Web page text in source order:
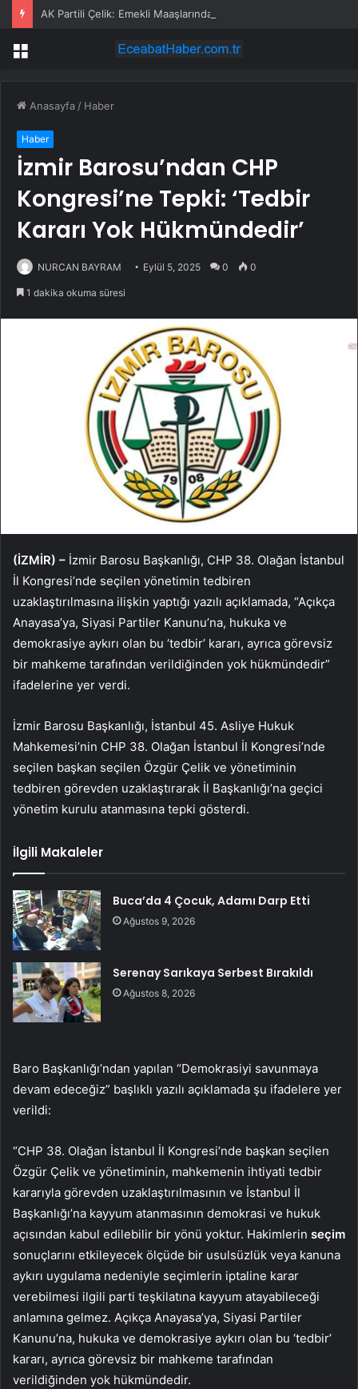
Menü
Anasayfa / Haber
Haber
İzmir Barosu’ndan CHP
Kongresi’ne Tepki: ‘Tedbir
Kararı Yok Hükmündedir’
NURCAN BAYRAM Eylül 5, 2025 0 0
1 dakika okuma süresi
(İZMİR) – İzmir Barosu Başkanlığı, CHP 38. Olağan İstanbul
İl Kongresi’nde seçilen yönetimin tedbiren
uzaklaştırılmasına ilişkin yaptığı yazılı açıklamada, “Açıkça
Anayasa’ya, Siyasi Partiler Kanunu’na, hukuka ve
demokrasiye aykırı olan bu ‘tedbir’ kararı, ayrıca görevsiz
bir mahkeme tarafından verildiğinden yok hükmündedir”
ifadelerine yer verdi.
İzmir Barosu Başkanlığı, İstanbul 45. Asliye Hukuk
Mahkemesi’nin CHP 38. Olağan İstanbul İl Kongresi’nde
seçilen başkan seçilen Özgür Çelik ve yönetiminin
tedbiren görevden uzaklaştırarak İl Başkanlığı’na geçici
yönetim kurulu atanmasına tepki gösterdi.
İlgili Makaleler
Buca’da 4 Çocuk, Adamı Darp Etti
Ağustos 9, 2026
Serenay Sarıkaya Serbest Bırakıldı
Ağustos 8, 2026
Baro Başkanlığı’ndan yapılan “Demokrasiyi savunmaya
devam edeceğiz” başlıklı yazılı açıklamada şu ifadelere yer
verildi:
“CHP 38. Olağan İstanbul İl Kongresi’nde başkan seçilen
Özgür Çelik ve yönetiminin, mahkemenin ihtiyati tedbir
kararıyla görevden uzaklaştırılmasının ve İstanbul İl
Başkanlığı’na kayyum atanmasının demokrasi ve hukuk
açısından kabul edilebilir bir yönü yoktur. Hakimlerin seçim
sonuçlarını etkileyecek ölçüde bir usulsüzlük veya kanuna
aykırı uygulama nedeniyle seçimlerin iptaline karar
verebilmesi ilgili parti teşkilatına kayyum atayabileceği
anlamına gelmez. Açıkça Anayasa’ya, Siyasi Partiler
Kanunu’na, hukuka ve demokrasiye aykırı olan bu ‘tedbir’
kararı, ayrıca görevsiz bir mahkeme tarafından
verildiğinden yok hükmündedir.